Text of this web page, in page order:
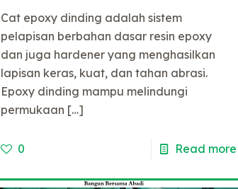
Cat epoxy dinding adalah sistem
pelapisan berbahan dasar resin epoxy
dan juga hardener yang menghasilkan
lapisan keras, kuat, dan tahan abrasi.
Epoxy dinding mampu melindungi
permukaan […]
0 Read more